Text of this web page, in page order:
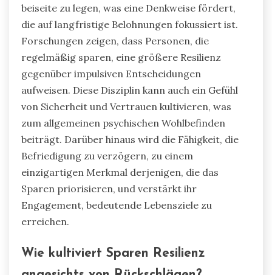
beiseite zu legen, was eine Denkweise fördert,
die auf langfristige Belohnungen fokussiert ist.
Forschungen zeigen, dass Personen, die
regelmäßig sparen, eine größere Resilienz
gegenüber impulsiven Entscheidungen
aufweisen. Diese Disziplin kann auch ein Gefühl
von Sicherheit und Vertrauen kultivieren, was
zum allgemeinen psychischen Wohlbefinden
beiträgt. Darüber hinaus wird die Fähigkeit, die
Befriedigung zu verzögern, zu einem
einzigartigen Merkmal derjenigen, die das
Sparen priorisieren, und verstärkt ihr
Engagement, bedeutende Lebensziele zu
erreichen.
Wie kultiviert Sparen Resilienz